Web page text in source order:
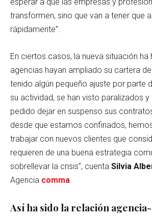
transformen, sino que van a tener que
rápidamente”.
En ciertos casos, la nueva situación ha
agencias hayan ampliado su cartera
tenido algún pequeño ajuste por parte
su actividad, se han visto paralizados y
pedido dejar en suspenso sus
desde que estamos confinados,
trabajar con nuevos clientes que
requieren de una buena estrategia
sobrellevar la crisis”, cuenta Silvia
Agencia comma
Así ha sido la relación